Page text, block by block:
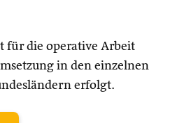
für die operative Arbeit
in den einzelnen
erfolgt.